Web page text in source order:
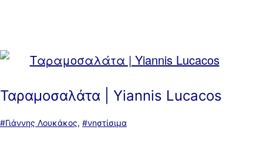
Ταραμοσαλάτα | Yiannis Lucacos
ΜεΓιάννης Λουκάκος, νηστίσιμα